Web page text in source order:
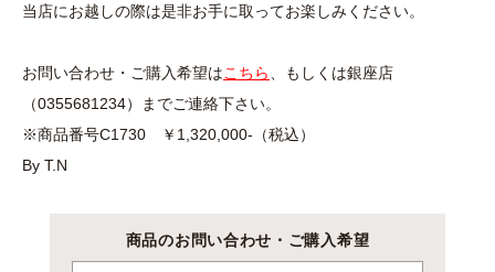
当店にお越しの際は是非お手に取ってお楽しみください。
お問い合わせ・ご購入希望はこちら
、もしくは銀座店
（0355681234）までご連絡下さい。
※商品番号C1730 ￥1,320,000-（税込）
By T.N
商品のお問い合わせ・ご購入希望